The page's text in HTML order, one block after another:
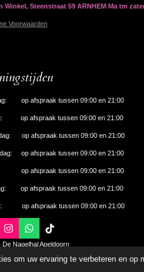
om uw ervaring te verbeteren en
Winkel, Steenstraat 59 ARNHEM Ma tm
Voorwaarden
op afspraak tussen 09:00 en 21:00
op afspraak tussen 09:00 en 21:00
op afspraak tussen 09:00 en 21:00
op afspraak tussen 09:00 en 21:00
op afspraak tussen 09:00 en 21:00
op afspraak tussen 09:00 en 21:00
op afspraak tussen 09:00 en 21:00
I
n
t
W
h
t
T
i
T
Nagelhal Apeldoorn